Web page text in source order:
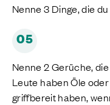
Nenne 3 Dinge, die
05
Nenne 2 Gerüche,
Leute haben Öle
griffbereit haben,